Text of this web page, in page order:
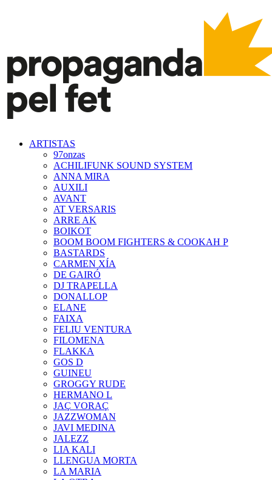
ARTISTAS
97onzas
ACHILIFUNK SOUND SYSTEM
ANNA MIRA
AUXILI
AVANT
AT VERSARIS
ARRE AK
BOIKOT
BOOM BOOM FIGHTERS & COOKAH P
BASTARDS
CARMEN XÍA
DE GAIRÓ
DJ TRAPELLA
DONALLOP
ELANE
FAIXA
FELIU VENTURA
FILOMENA
FLAKKA
GOS D
GUINEU
GROGGY RUDE
HERMANO L
JAÇ VORAÇ
JAZZWOMAN
JAVI MEDINA
JALEZZ
LIA KALI
LLENGUA MORTA
LA MARIA